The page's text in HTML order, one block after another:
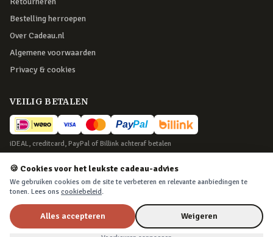
Bestelling herroepen
Over Cadeau.nl
Algemene voorwaarden
Privacy & cookies
VEILIG BETALEN
iDEAL, creditcard, PayPal of Billink achteraf betalen
BEZORGING
Voor 22:45 besteld, morgen in huis. Tot 365 dagen retourneren.
©2026Cadeau.nl — Alle rechten voorbehouden
🍪 Cookies voor het leukste cadeau-advies
We gebruiken cookies om de site te verbeteren en relevante aanbiedingen te
tonen. Lees ons cookiebeleid.
Alles accepteren Weigeren